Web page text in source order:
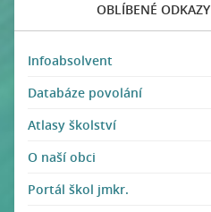
OBLÍBENÉ ODKAZY
Infoabsolvent
Databáze povolání
Atlasy školství
O naší obci
Portál škol jmkr.